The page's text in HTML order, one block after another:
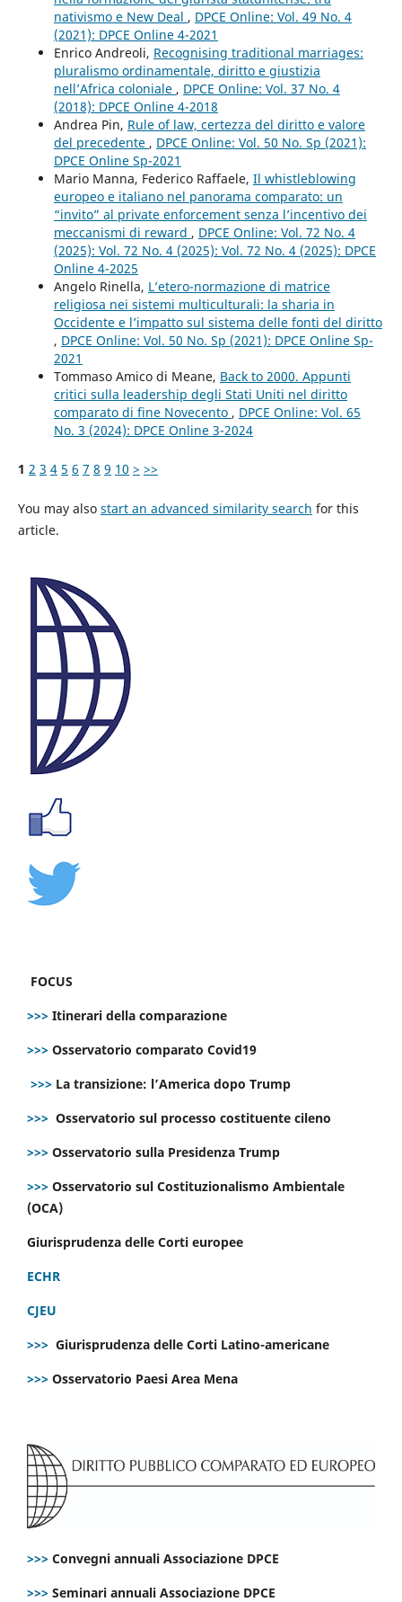
nativismo e New Deal , DPCE Online: Vol. 49 No. 4
(2021): DPCE Online 4-2021
Enrico Andreoli, Recognising traditional marriages:
pluralismo ordinamentale, diritto e giustizia
nell’Africa coloniale , DPCE Online: Vol. 37 No. 4
(2018): DPCE Online 4-2018
Andrea Pin, Rule of law, certezza del diritto e valore
del precedente , DPCE Online: Vol. 50 No. Sp (2021):
DPCE Online Sp-2021
Mario Manna, Federico Raffaele, Il whistleblowing
europeo e italiano nel panorama comparato: un
“invito” al private enforcement senza l’incentivo dei
meccanismi di reward , DPCE Online: Vol. 72 No. 4
(2025): Vol. 72 No. 4 (2025): Vol. 72 No. 4 (2025): DPCE
Online 4-2025
Angelo Rinella, L’etero-normazione di matrice
religiosa nei sistemi multiculturali: la sharia in
Occidente e l’impatto sul sistema delle fonti del diritto
, DPCE Online: Vol. 50 No. Sp (2021): DPCE Online Sp-
2021
Tommaso Amico di Meane, Back to 2000. Appunti
critici sulla leadership degli Stati Uniti nel diritto
comparato di fine Novecento , DPCE Online: Vol. 65
No. 3 (2024): DPCE Online 3-2024
1 2 3 4 5 6 7 8 9 10 > >>
You may also start an advanced similarity search for this
article.
FOCUS
>>> Itinerari della comparazione
>>> Osservatorio comparato Covid19
>>> La transizione: l’America dopo Trump
>>> Osservatorio sul processo costituente cileno
>>> Osservatorio sulla Presidenza Trump
>>> Osservatorio sul Costituzionalismo Ambientale
(OCA)
Giurisprudenza delle Corti europee
ECHR
CJEU
>>> Giurisprudenza delle Corti Latino-americane
>>> Osservatorio Paesi Area Mena
>>> Convegni annuali Associazione DPCE
>>> Seminari annuali Associazione DPCE